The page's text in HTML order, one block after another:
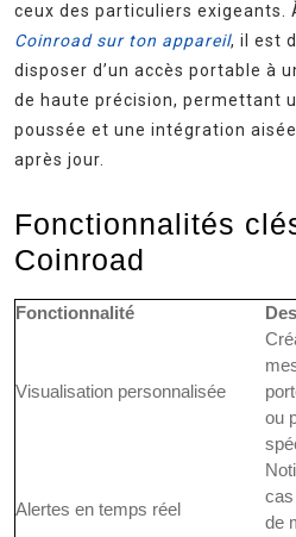
ceux des particuliers exigeants.
Coinroad sur ton appareil, il est
disposer d’un accès portable à
de haute précision, permettant
poussée et une intégration
après jour.
Fonctionnalités
Coinroad
Fonctionnalité
Visualisation personnalisée
ou
Alertes en temps réel
cas
de